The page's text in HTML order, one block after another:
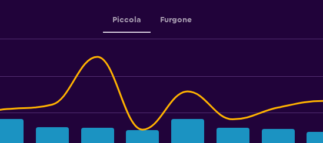
Piccola Furgone